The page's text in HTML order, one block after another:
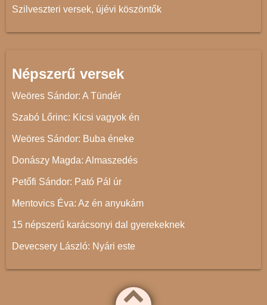
Szilveszteri versek, újévi köszöntők
Népszerű versek
Weöres Sándor: A Tündér
Szabó Lőrinc: Kicsi vagyok én
Weöres Sándor: Buba éneke
Donászy Magda: Almaszedés
Petőfi Sándor: Pató Pál úr
Mentovics Éva: Az én anyukám
15 népszerű karácsonyi dal gyerekeknek
Devecsery László: Nyári este